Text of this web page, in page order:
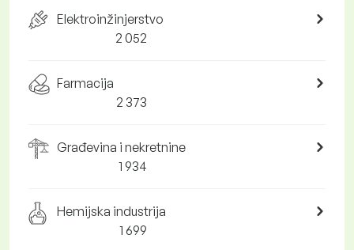
Elektroinžinjerstvo
2 052
Farmacija
2 373
Građevina i nekretnine
1 934
Hemijska industrija
1 699